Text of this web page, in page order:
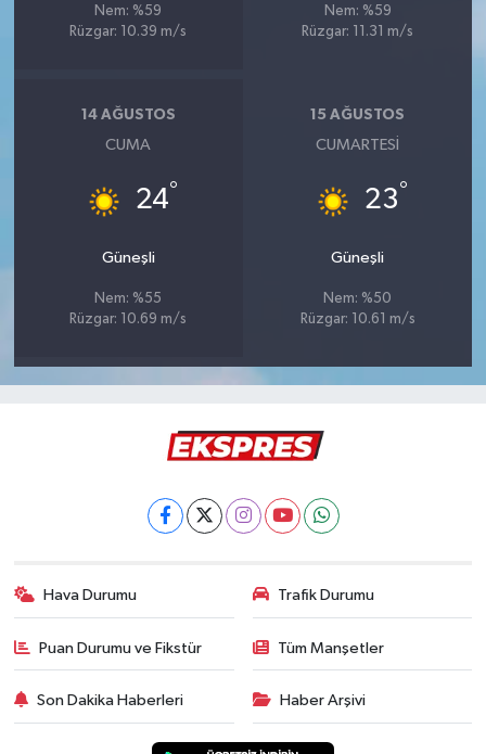
Nem: %59
Rüzgar: 10.39 m/s
Nem: %59
Rüzgar: 11.31 m/s
14 AĞUSTOS
CUMA
24°
Güneşli
Nem: %55
Rüzgar: 10.69 m/s
15 AĞUSTOS
CUMARTESI
23°
Güneşli
Nem: %50
Rüzgar: 10.61 m/s
Hava Durumu Trafik Durumu
Puan Durumu ve Fikstür Tüm Manşetler
Son Dakika Haberleri Haber Arşivi
Simav
Spor
Yemek Tarifleri